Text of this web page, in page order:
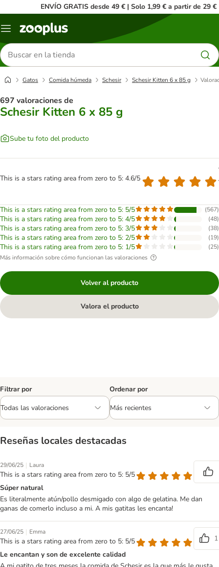
ENVÍO GRATIS desde 49 € | Solo 1,99 € a partir de 29 €
Menú
Buscar
productos
Gatos Comida húmeda Schesir Schesir Kitten 6 x 85 g
697 valoraciones de
Schesir Kitten 6 x 85 g
Sube tu foto del producto
This is a stars rating area from zero to 5: 4.6/5
This is a stars rating area from zero to 5: 5/5 (567)
This is a stars rating area from zero to 5: 4/5 (48)
This is a stars rating area from zero to 5: 3/5 (38)
This is a stars rating area from zero to 5: 2/5 (19)
This is a stars rating area from zero to 5: 1/5 (25)
Más información sobre cómo funcionan las valoraciones
Volver al producto
Valora el producto
Filtrar por Ordenar por
Reseñas locales destacadas
29/06/25 | Laura
This is a stars rating area from zero to 5: 5/5
Súper natural
Es literalmente atún/pollo desmigado con algo de gelatina. Me dan
ganas de comerlo incluso a mi. A mis gatitas les encanta!
27/06/25 | Emma
This is a stars rating area from zero to 5: 5/5
1
Le encantan y son de excelente calidad